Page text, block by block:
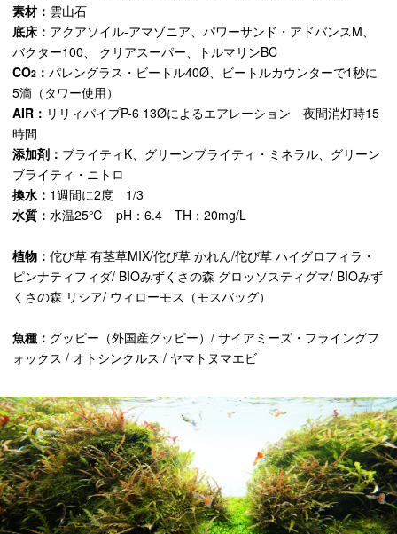
素材： 雲山石
底床： アクアソイル-アマゾニア、パワーサンド・アドバンスM、
バクター100、 クリアスーパー、トルマリンBC
CO2 ：パレングラス・ビートル40Ø、ビートルカウンターで1秒に
5滴（タワー使用）
AIR： リリィパイプP-6 13Øによるエアレーション 夜間消灯時15
時間
添加剤： ブライティK、グリーンブライティ・ミネラル、グリーン
ブライティ・ニトロ
換水： 1週間に2度 1/3
水質：水温25℃ pH：6.4 TH：20mg/L
植物：佗び草 有茎草MIX/佗び草 かれん/佗び草 ハイグロフィラ・
ピンナティフィダ/ BIOみずくさの森 グロッソスティグマ/ BIOみず
くさの森 リシア/ ウィローモス（モスバッグ）
魚種： グッピー（外国産グッピー）/ サイアミーズ・フライングフ
ォックス / オトシンクルス / ヤマトヌマエビ